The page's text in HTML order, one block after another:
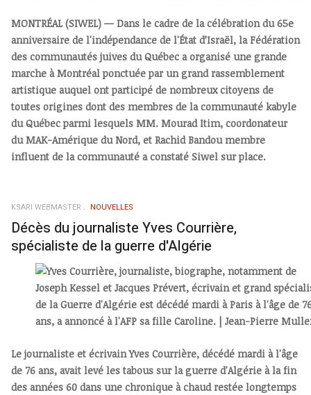
MONTRÉAL (SIWEL) — Dans le cadre de la célébration du 65e
anniversaire de l'indépendance de l'État d’Israël, la Fédération
des communautés juives du Québec a organisé une grande
marche à Montréal ponctuée par un grand rassemblement
artistique auquel ont participé de nombreux citoyens de
toutes origines dont des membres de la communauté kabyle
du Québec parmi lesquels MM. Mourad Itim, coordonateur
du MAK-Amérique du Nord, et Rachid Bandou membre
influent de la communauté a constaté Siwel sur place.
KSARI WEBMASTER NOUVELLES
Décès du journaliste Yves Courrière,
spécialiste de la guerre d'Algérie
Le journaliste et écrivain Yves Courrière, décédé mardi à l'âge
de 76 ans, avait levé les tabous sur la guerre d'Algérie à la fin
des années 60 dans une chronique à chaud restée longtemps